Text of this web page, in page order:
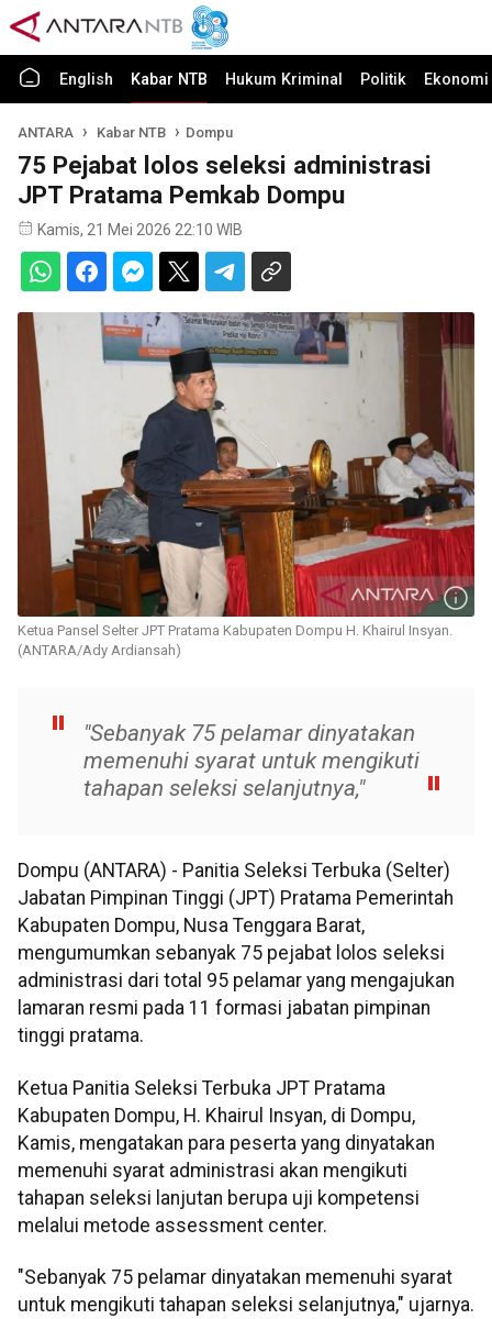
English Kabar NTB Hukum Kriminal Politik
ANTARA Kabar NTB Dompu
75 Pejabat lolos seleksi administrasi
JPT Pratama Pemkab Dompu
Kamis, 21 Mei 2026 22:10 WIB
Ketua Pansel Selter JPT Pratama Kabupaten Dompu H. Khairul Insyan.
(ANTARA/Ady Ardiansah)
"Sebanyak 75 pelamar dinyatakan
memenuhi syarat untuk mengikuti
tahapan seleksi selanjutnya,"
Dompu (ANTARA) - Panitia Seleksi Terbuka (Selter)
Jabatan Pimpinan Tinggi (JPT) Pratama Pemerintah
Kabupaten Dompu, Nusa Tenggara Barat,
mengumumkan sebanyak 75 pejabat lolos seleksi
administrasi dari total 95 pelamar yang mengajukan
lamaran resmi pada 11 formasi jabatan pimpinan
tinggi pratama.
Ketua Panitia Seleksi Terbuka JPT Pratama
Kabupaten Dompu, H. Khairul Insyan, di Dompu,
Kamis, mengatakan para peserta yang dinyatakan
memenuhi syarat administrasi akan mengikuti
tahapan seleksi lanjutan berupa uji kompetensi
melalui metode assessment center.
"Sebanyak 75 pelamar dinyatakan memenuhi syarat
untuk mengikuti tahapan seleksi selanjutnya," ujarnya.